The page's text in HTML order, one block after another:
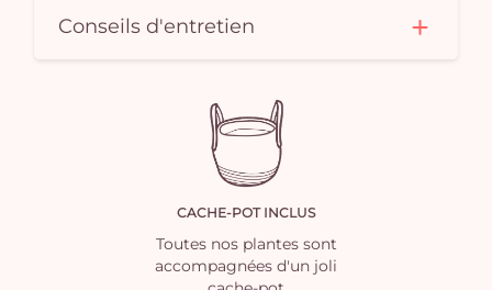
Conseils d'entretien
CACHE-POT INCLUS
Toutes nos plantes sont
accompagnées d'un joli